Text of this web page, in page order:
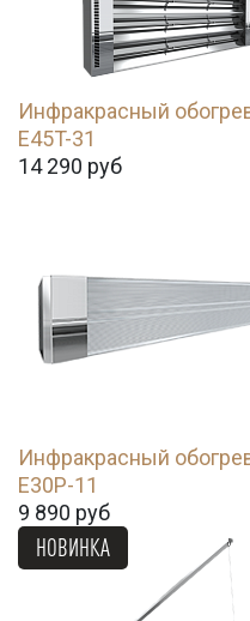
Инфракрасный
E45T-31
14 290 руб
Инфракрасный
E30P-11
9 890 руб
НОВИНКА